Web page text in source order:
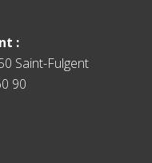
:
Saint-Fulgent
90